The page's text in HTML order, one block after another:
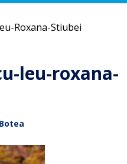
Roxana-Stiubei
leu-roxana-